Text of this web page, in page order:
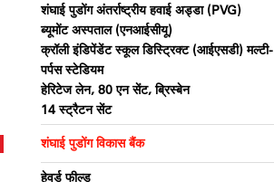
शंघाई पुडोंग अंतर्राष्ट्रीय हवाई अड्डा (PVG)
ब्यूमोंट अस्पताल (एनआईसीयू)
क्रॉली इंडिपेंडेंट स्कूल डिस्ट्रिक्ट (आईएसडी) मल्टी-
पर्पस स्टेडियम
हेरिटेज लेन, 80 एन सेंट, ब्रिस्बेन
14 स्ट्रैटन सेंट
शंघाई पुडोंग विकास बैंक
हेवर्ड फील्ड